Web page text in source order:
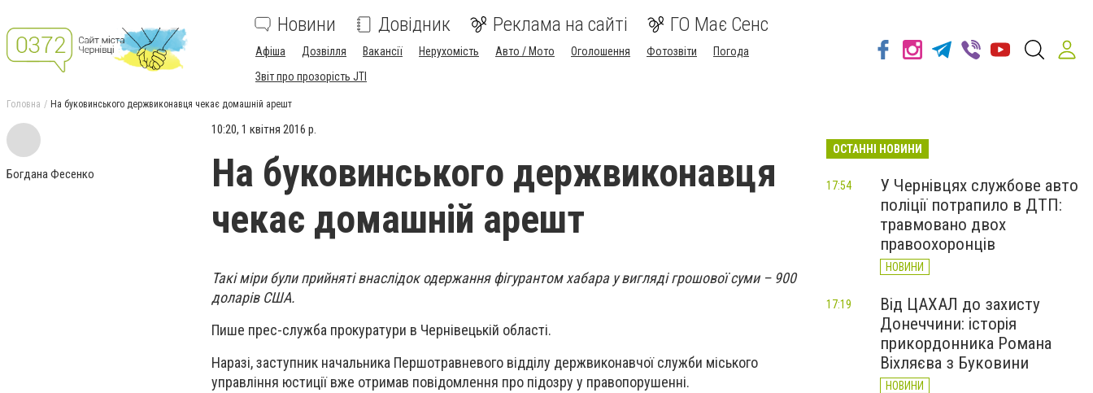
Новини Довідник Реклама на сайті ГО Має Сенс
Афіша Дозвілля Вакансії Нерухомість Авто / Мото Оголошення Фотозвіти
Погода
Звіт про прозорість JTI
Головна На буковинського держвиконавця чекає домашній арешт
Богдана Фесенко
10:20, 1 квітня 2016 р.
На буковинського держвиконавця
чекає домашній арешт
Такі міри були прийняті внаслідок одержання фігурантом хабара у вигляді грошової суми – 900
доларів США.
Пише прес-служба прокуратури в Чернівецькій області.
Наразі, заступник начальника Першотравневого відділу держвиконавчої служби міського
управління юстиції вже отримав повідомлення про підозру у правопорушенні.
ОСТАННІ НОВИНИ
У Чернівцях службове авто
поліції потрапило в ДТП:
травмовано двох
правоохоронців
НОВИНИ
17:54
Від ЦАХАЛ до захисту
Донеччини: історія
прикордонника Романа
Віхляєва з Буковини
НОВИНИ
17:19